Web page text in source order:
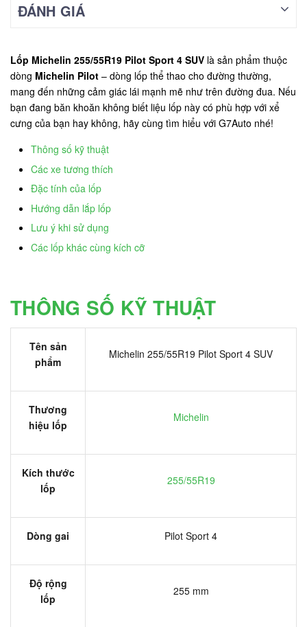
ĐÁNH GIÁ
Lốp Michelin 255/55R19 Pilot Sport 4 SUV là sản phẩm thuộc
dòng Michelin Pilot – dòng lốp thể thao cho đường thường,
mang đến những cảm giác lái mạnh mẽ như trên đường đua. Nếu
bạn đang băn khoăn không biết liệu lốp này có phù hợp với xể
cưng của bạn hay không, hãy cùng tìm hiểu với G7Auto nhé!
Thông số kỹ thuật
Các xe tương thích
Đặc tính của lốp
Hướng dẫn lắp lốp
Lưu ý khi sử dụng
Các lốp khác cùng kích cỡ
THÔNG SỐ KỸ THUẬT
Tên sản
phẩm
Michelin 255/55R19 Pilot Sport 4 SUV
Thương
hiệu lốp
Michelin
Kích thước
lốp
255/55R19
Dòng gai Pilot Sport 4
Độ rộng
lốp
255 mm